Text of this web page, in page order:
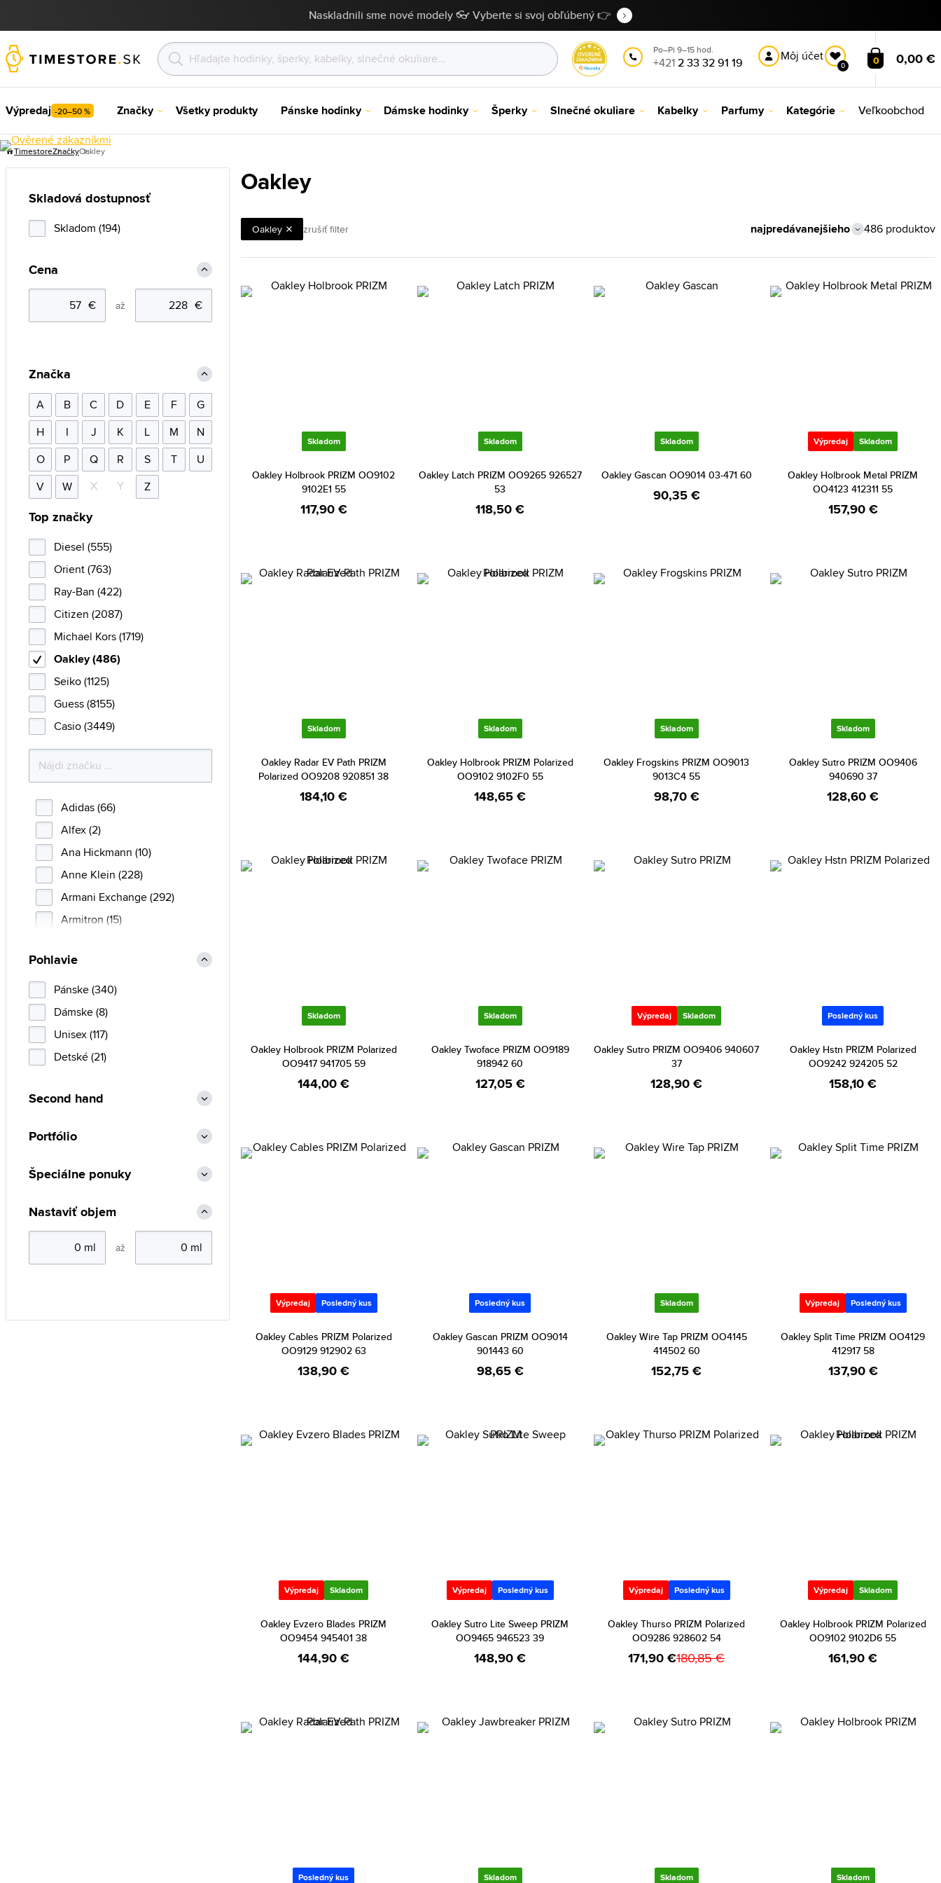
Naskladnili sme nové modely 👓 Vyberte si svoj obľúbený 👉
Po–Pi 9–15 hod.
+4212 33 32 91 19 Môj účet
0 0 0,00 €
Výpredaj -20–50 % Značky Všetky produkty Pánske hodinky Dámske hodinky Šperky Slnečné okuliare Kabelky Parfumy Kategórie Veľkoobchod
TimestoreZnačkyOakley
Oakley
Oakley zrušiť filter 486 produktov
Skladom
Oakley Holbrook PRIZM OO9102
9102E1 55
117,90 €
Skladom
Oakley Latch PRIZM OO9265 926527
53
118,50 €
Skladom
Oakley Gascan OO9014 03-471 60
90,35 €
Výpredaj Skladom
Oakley Holbrook Metal PRIZM
OO4123 412311 55
157,90 €
Skladom
Oakley Radar EV Path PRIZM
Polarized OO9208 920851 38
184,10 €
Skladom
Oakley Holbrook PRIZM Polarized
OO9102 9102F0 55
148,65 €
Skladom
Oakley Frogskins PRIZM OO9013
9013C4 55
98,70 €
Skladom
Oakley Sutro PRIZM OO9406
940690 37
128,60 €
Skladom
Oakley Holbrook PRIZM Polarized
OO9417 941705 59
144,00 €
Skladom
Oakley Twoface PRIZM OO9189
918942 60
127,05 €
Výpredaj Skladom
Oakley Sutro PRIZM OO9406 940607
37
128,90 €
Posledný kus
Oakley Hstn PRIZM Polarized
OO9242 924205 52
158,10 €
Výpredaj Posledný kus
Oakley Cables PRIZM Polarized
OO9129 912902 63
138,90 €
Posledný kus
Oakley Gascan PRIZM OO9014
901443 60
98,65 €
Skladom
Oakley Wire Tap PRIZM OO4145
414502 60
152,75 €
Výpredaj Posledný kus
Oakley Split Time PRIZM OO4129
412917 58
137,90 €
Výpredaj Skladom
Oakley Evzero Blades PRIZM
OO9454 945401 38
144,90 €
Výpredaj Posledný kus
Oakley Sutro Lite Sweep PRIZM
OO9465 946523 39
148,90 €
Výpredaj Posledný kus
Oakley Thurso PRIZM Polarized
OO9286 928602 54
171,90 €180,85 €
Výpredaj Skladom
Oakley Holbrook PRIZM Polarized
OO9102 9102D6 55
161,90 €
Posledný kus Skladom Skladom Skladom
Skladová dostupnosť
Skladom (194)
Cena
až
Značka
A B C D E F
G
H
I J K L M
N
O
P Q R S T
U
V
W X Y Z
Top značky
Diesel (555)
Orient (763)
Ray-Ban (422)
Citizen (2087)
Michael Kors (1719)
Oakley (486)
Seiko (1125)
Guess (8155)
Casio (3449)
Adidas (66)
Alfex (2)
Ana Hickmann (10)
Anne Klein (228)
Armani Exchange (292)
Armitron (15)
Aviator (47)
Bally (4)
Bauhaus (36)
Bentime (1)
Bering (300)
BMW (2)
Bolle (9)
Bolon (9)
Bulova (134)
Burberry (3)
Calvin Klein (668)
Carlo Cantinaro (2)
Pohlavie
Pánske (340)
Dámske (8)
Unisex (117)
Detské (21)
Second hand
Portfólio
Špeciálne ponuky
Nastaviť objem
až